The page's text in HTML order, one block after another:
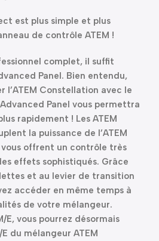
est plus simple et plus
de contrôle ATEM !
complet, il suffit
Panel. Bien entendu,
l’ATEM Constellation avec le
Panel vous permettra
rapidement ! Les ATEM
la puissance de l’ATEM
offrent un contrôle très
effets sophistiqués. Grâce
et au levier de transition
accéder en même temps à
de votre mélangeur.
E, vous pourrez désormais
du mélangeur ATEM